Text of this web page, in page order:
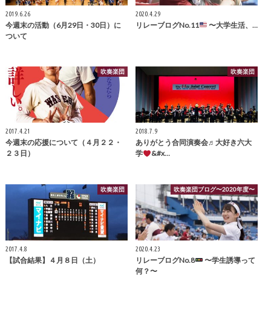
2019.6.26
今週末の活動（6月29日・30日）に
ついて
2020.4.29
リレーブログNo.11 〜大学生活、…
吹奏楽団
2017.4.21
今週末の応援について（４月２２・
２３日）
吹奏楽団
2018.7.9
ありがとう合同演奏会♬大好き六大
学
&#x…
吹奏楽団
2017.4.8
【試合結果】４月８日（土）
吹奏楽団ブログ〜2020年度〜
2020.4.23
リレーブログNo.8
〜学生誘導って
何？〜